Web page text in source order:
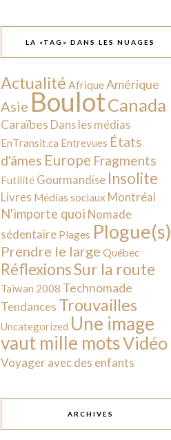
LA «TAG» DANS LES NUAGES
Actualité AfriqueAmérique
Asie BoulotCanada
Caraïbes Dans les médias
EnTransit.ca Entrevues États
d'âmes Europe Fragments
Futilité Gourmandise Insolite
Livres Médias sociaux Montréal
N'importe quoi Nomade
sédentaire Plages Plogue(s)
Prendre le large Québec
RéflexionsSur la route
Taïwan 2008 Technomade
Tendances Trouvailles
Uncategorized Une image
vaut mille motsVidéo
Voyager avec des enfants
ARCHIVES